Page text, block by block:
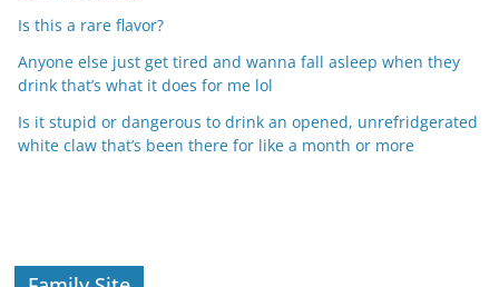
Is this a rare flavor?
Anyone else just get tired and wanna fall asleep when they
drink that’s what it does for me lol
Is it stupid or dangerous to drink an opened, unrefridgerated
white claw that’s been there for like a month or more